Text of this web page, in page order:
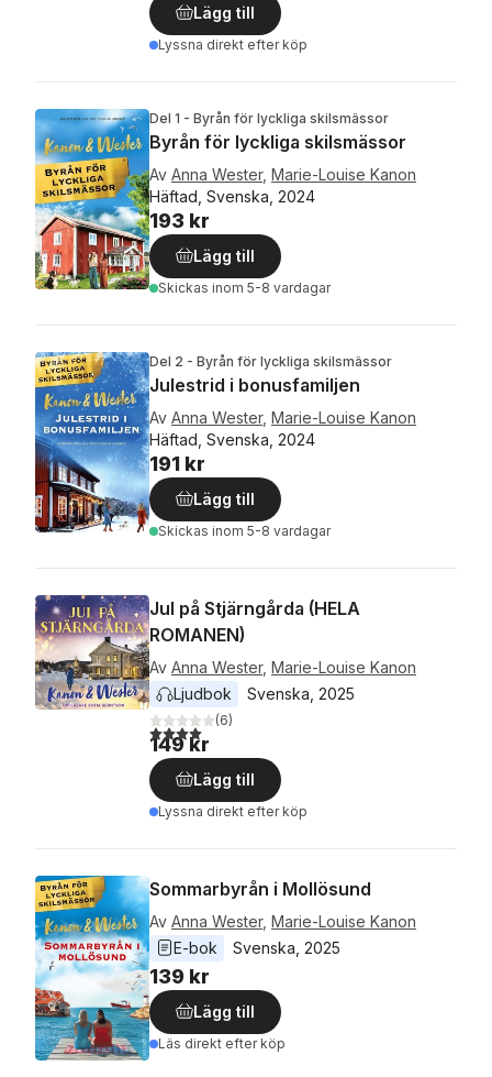
Lägg till
Lyssna direkt efter köp
Del 1 - Byrån för lyckliga skilsmässor
Byrån för lyckliga skilsmässor
Av Anna Wester, Marie-Louise Kanon
Häftad, Svenska, 2024
193 kr
Lägg till
Skickas inom 5-8 vardagar
Del 2 - Byrån för lyckliga skilsmässor
Julestrid i bonusfamiljen
Av Anna Wester, Marie-Louise Kanon
Häftad, Svenska, 2024
191 kr
Lägg till
Skickas inom 5-8 vardagar
Jul på Stjärngårda (HELA
ROMANEN)
Av Anna Wester, Marie-Louise Kanon
Ljudbok
Svenska 2025
4,0utav 5 stjärnor. Totalt antal röster:
(6)
149 kr
Lägg till
Lyssna direkt efter köp
Sommarbyrån i Mollösund
Av Anna Wester, Marie-Louise Kanon
E-bok
Svenska 2025
139 kr
Lägg till
Läs direkt efter köp